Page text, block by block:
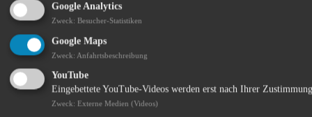
vielen anderen schmackhaften Gerichten. Bei schönem Wetter kann
man auf der Terrasse mit herrlichem Blick ins Grüne entspannen.
Der Besuch der Woidwirtschaft ist ohne Eintritt in den Park
möglich.
Standort:
Google Analytics
Zweck: Besucher-Statistiken
Google Maps
Zweck: Anfahrtsbeschreibung
YouTube
Eingebettete YouTube-Videos werden erst nach Ihrer
Zweck: Externe Medien (Videos)